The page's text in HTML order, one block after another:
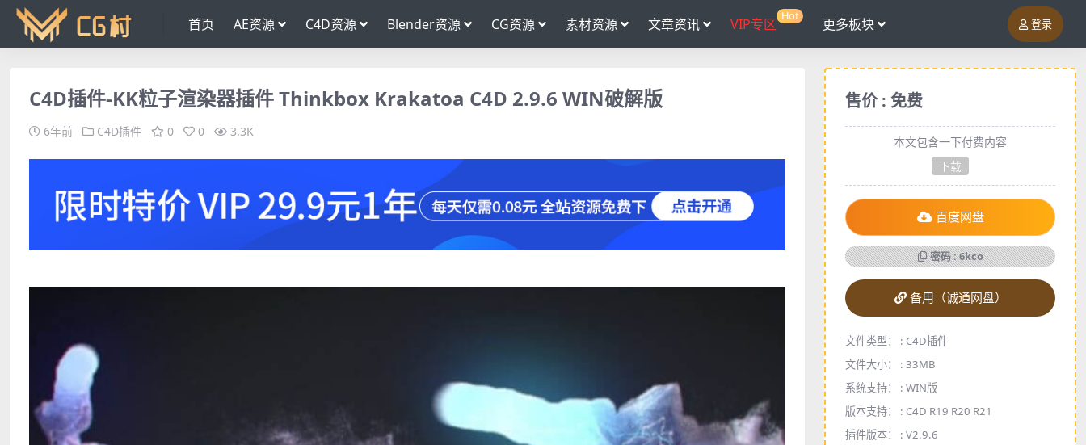
首页 AE资源 C4D资源 Blender资源 CG资源 素材资源 文章资讯 VIP专区 Hot 更多板块 登录
C4D插件-KK粒子渲染器插件 Thinkbox Krakatoa C4D 2.9.6 WIN破解版
6年前 C4D插件 0 0 3.3K
售价 : 免费
本文包含一下付费内容
下载
百度网盘
密码 : 6kco
备用（诚通网盘）
文件类型： : C4D插件
文件大小： : 33MB
系统支持： : WIN版
版本支持： : C4D R19 R20 R21
插件版本： : V2.9.6